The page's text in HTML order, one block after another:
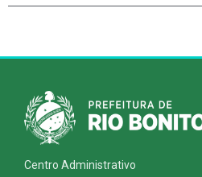
Centro Administrativo